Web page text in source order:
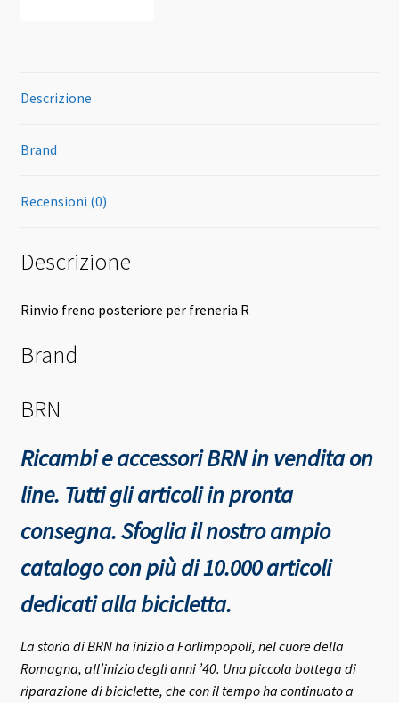
Descrizione
Brand
Recensioni (0)
Descrizione
Rinvio freno posteriore per freneria R
Brand
BRN
Ricambi e accessori BRN in vendita on
line. Tutti gli articoli in pronta
consegna.Sfoglia il nostro ampio
catalogo con più di 10.000 articoli
dedicati alla bicicletta.
La storia di BRN ha inizio a Forlimpopoli, nel cuore della
Romagna, all’inizio degli anni ’40. Una piccola bottega di
riparazione di biciclette, che con il tempo ha continuato a